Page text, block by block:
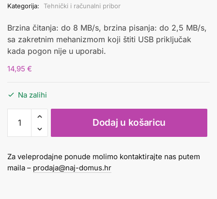
Kategorija:
Tehnički i računalni pribor
Brzina čitanja: do 8 MB/s, brzina pisanja: do 2,5 MB/s,
sa zakretnim mehanizmom koji štiti USB priključak
kada pogon nije u uporabi.
14,95 €
Na zalihi
Memorija
USB
64GB
količina
Dodaj u košaricu
Za veleprodajne ponude molimo kontaktirajte nas putem
maila – prodaja@naj-domus.hr